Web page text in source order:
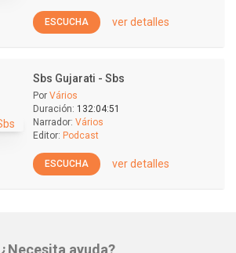
ESCUCHA ver detalles
Sbs Gujarati - Sbs
Por Vários
Duración: 132:04:51
Narrador: Vários
Editor: Podcast
ESCUCHA ver detalles
¿Necesita ayuda?